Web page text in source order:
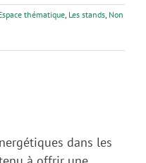
thématique, Les stands, Non
dans les